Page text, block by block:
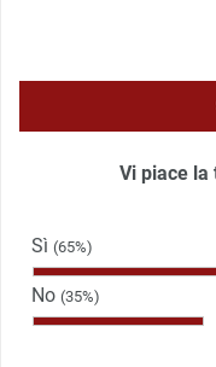
Vi piace la
Sì (65%)
No (35%)